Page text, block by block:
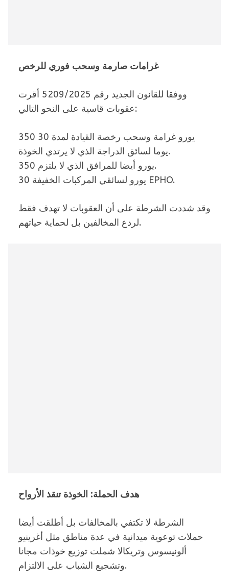
غرامات صارمة وسحب فوري للرخص
ووفقا للقانون الجديد رقم 5209/2025 أقرت
عقوبات قاسية على النحو التالي:
350 يورو غرامة وسحب رخصة القيادة لمدة 30
يوما لسائق الدراجة الذي لا يرتدي الخوذة.
350 يورو أيضا للمرافق الذي لا يلتزم.
30 يورو لسائقي المركبات الخفيفة EPHO.
وقد شددت الشرطة على أن العقوبات لا تهدف فقط
لردع المخالفين بل لحماية حياتهم.
هدف الحملة: الخوذة تنقذ الأرواح
الشرطة لا تكتفي بالمخالفات بل أطلقت أيضا
حملات توعوية ميدانية في عدة مناطق مثل أغرينيو
ألونيسوس وتريكالا شملت توزيع خوذات مجانا
وتشجيع الشباب على الالتزام.